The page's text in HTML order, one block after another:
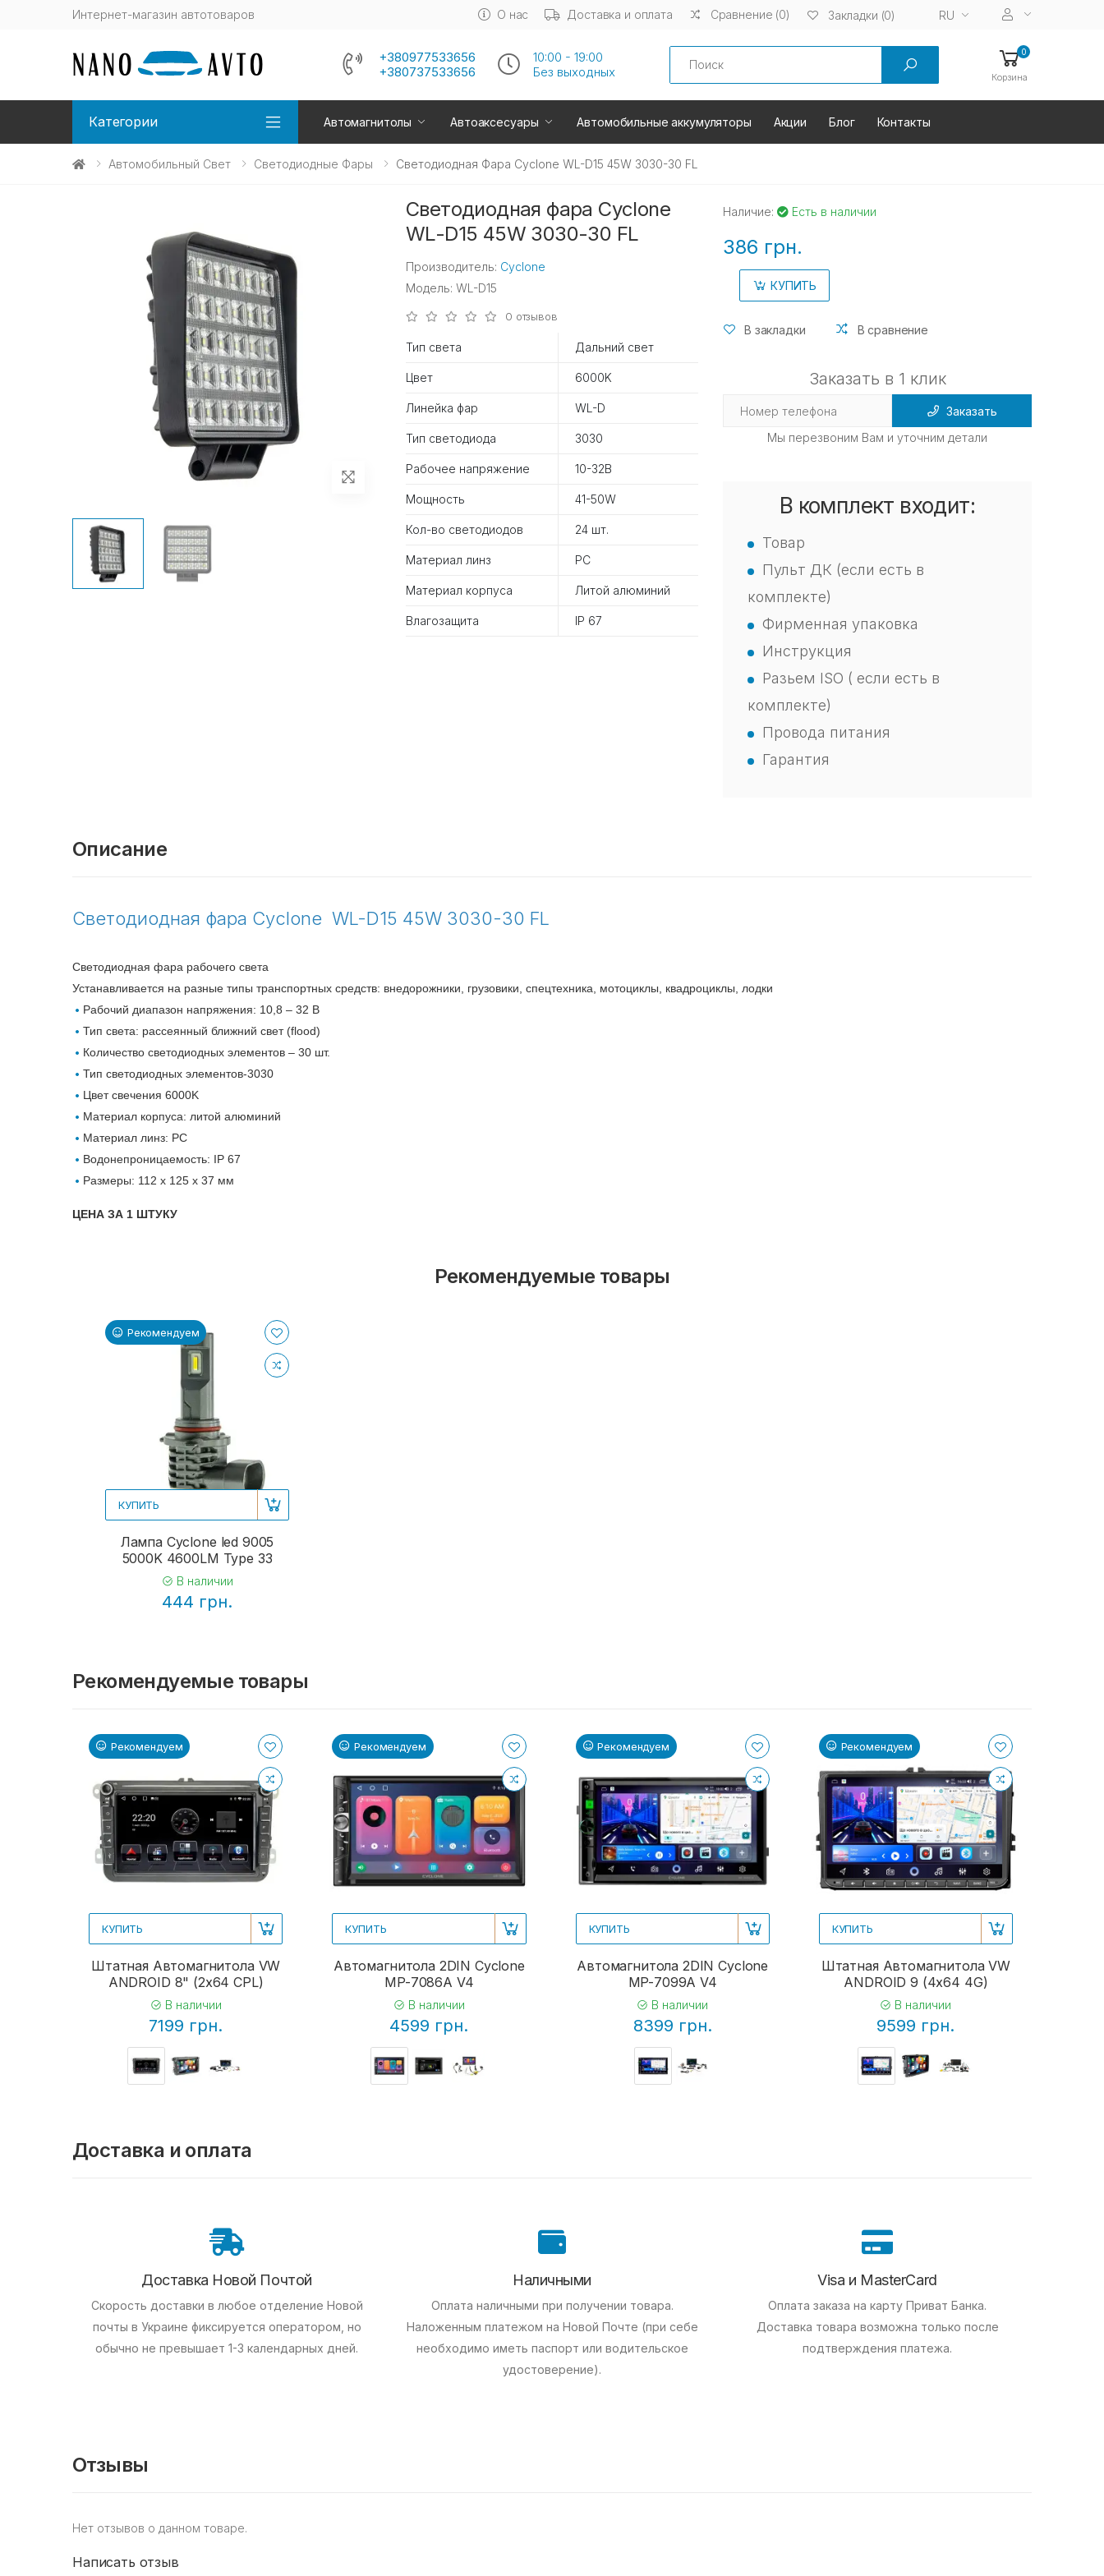
Интернет-магазин автотоваров О нас Доставка и оплата Сравнение (0) Закладки (0) RU
+380977533656
+380737533656
10:00 - 19:00
Без выходных
Search 0
Корзина
Категории Автомагнитолы Автоаксесуары Автомобильные аккумуляторы Акции Блог Контакты
Автомобильный Свет Светодиодные Фары Светодиодная Фара Cyclone WL-D15 45W 3030-30 FL
Светодиодная фара Cyclone
WL-D15 45W 3030-30 FL
Производитель: Cyclone
Модель: WL-D15
0 отзывов
Тип света Дальний свет
Цвет 6000K
Линейка фар WL-D
Тип светодиода 3030
Рабочее напряжение 10-32В
Мощность 41-50W
Кол-во светодиодов 24 шт.
Материал линз PC
Материал корпуса Литой алюминий
Влагозащита IP 67
Наличие: Есть в наличии
386 грн.
КУПИТЬ
В закладки В сравнение
Заказать в 1 клик
Заказать
Мы перезвоним Вам и уточним детали
В комплект входит:
Товар
Пульт ДК (если есть в
комплекте)
Фирменная упаковка
Инструкция
Разьем ISO ( если есть в
комплекте)
Провода питания
Гарантия
Описание
Светодиодная фара Cyclone WL-D15 45W 3030-30 FL
Светодиодная фара рабочего света
Устанавливается на разные типы транспортных средств: внедорожники, грузовики, спецтехника, мотоциклы, квадроциклы, лодки
Рабочий диапазон напряжения: 10,8 – 32 В
Тип света: рассеянный ближний свет (flood)
Количество светодиодных элементов – 30 шт.
Тип светодиодных элементов-3030
Цвет свечения 6000K
Материал корпуса: литой алюминий
Материал линз: PC
Водонепроницаемость: IP 67
Размеры: 112 х 125 х 37 мм
ЦЕНА ЗА 1 ШТУКУ
Рекомендуемые товары
Рекомендуем
КУПИТЬ
Лампа Cyclone led 9005
5000K 4600LM Type 33
В наличии
444 грн.
Рекомендуемые товары
Рекомендуем
КУПИТЬ
Штатная Автомагнитола VW
ANDROID 8" (2x64 CPL)
В наличии
7199 грн.
Рекомендуем
КУПИТЬ
Автомагнитола 2DIN Cyclone
MP-7086A V4
В наличии
4599 грн.
Рекомендуем
КУПИТЬ
Автомагнитола 2DIN Cyclone
MP-7099A V4
В наличии
8399 грн.
Рекомендуем
КУПИТЬ
Штатная Автомагнитола VW
ANDROID 9 (4x64 4G)
В наличии
9599 грн.
Доставка и оплата
Доставка Новой Почтой
Скорость доставки в любое отделение Новой
почты в Украине фиксируется оператором, но
обычно не превышает 1-3 календарных дней.
Наличными
Оплата наличными при получении товара.
Наложенным платежом на Новой Почте (при себе
необходимо иметь паспорт или водительское
удостоверение).
Visa и MasterCard
Оплата заказа на карту Приват Банка.
Доставка товара возможна только после
подтверждения платежа.
Отзывы
Нет отзывов о данном товаре.
Написать отзыв